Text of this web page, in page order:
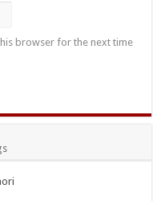
browser for the next time